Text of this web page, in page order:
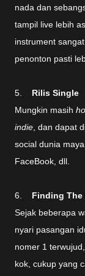
nada dan
tampil live lebih
instrument
penonton pasti
5. Rilis Single
Mungkin masih
indie , dan dapat
social dunia
FaceBook, dll.
6. Finding The
Sejak beberapa
nyari pasangan
nomer 1
kok, cukup yang